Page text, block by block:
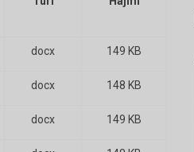
docx 149 KB
docx 148 KB
docx 149 KB